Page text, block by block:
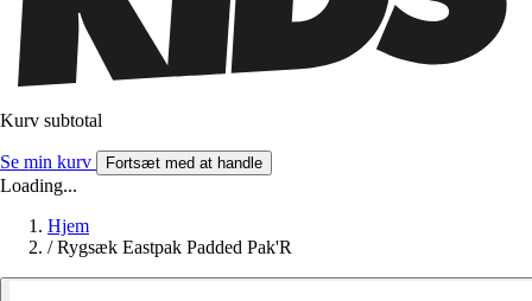
Kurv subtotal
Se min kurv Fortsæt med at handle
Loading...
Hjem
/ Rygsæk Eastpak Padded Pak'R